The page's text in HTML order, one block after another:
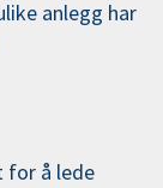
anlegg har
for å lede